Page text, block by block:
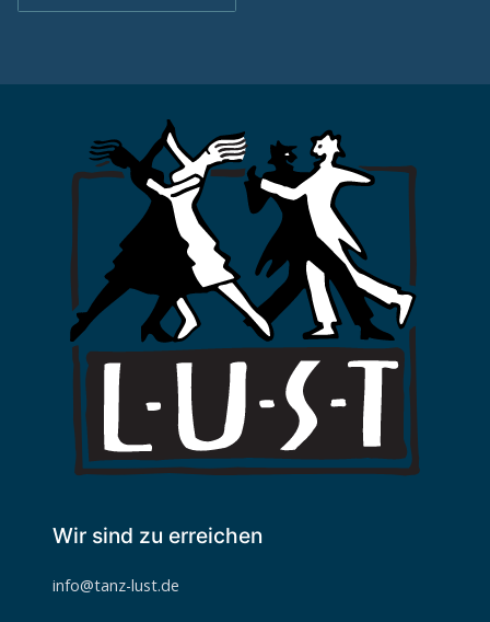
Wir sind zu erreichen
info@tanz-lust.de